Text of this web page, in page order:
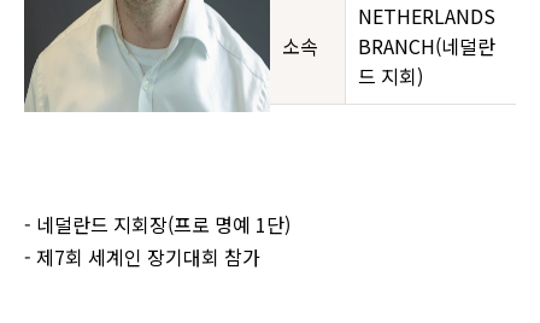
소속
NETHERLANDS
BRANCH(네덜란
드 지회)
- 네덜란드 지회장(프로 명예 1단)
- 제7회 세계인 장기대회 참가